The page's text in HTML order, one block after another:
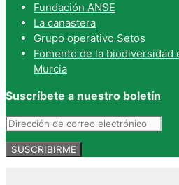
Fundación ANSE
La canastera
Grupo operativo Setos
Fomento de la biodiversidad
Murcia
Suscríbete a nuestro boletín